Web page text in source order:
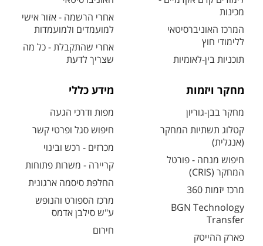
מכינות
המרכז האוניברסיטאי
ללימודי חוץ
תוכניות בין-לאומיות
אחרי הרשמה - אזור אישי
למועמדים ולמועמדות
אחרי שהתקבלת - כל מה
שצריך לדעת
מחקר ויזמות
מחקר בבן-גוריון
קטלוג תשתיות המחקר
(אנגלית)
חיפוש מנחה - פורטל
המחקר (CRIS)
מרכז יזמות 360
BGN Technology
Transfer
פארק ההייטק
מידע כללי
מפות ודרכי הגעה
חיפוש סגל ופרטי קשר
מכרזים - רכש ובינוי
קריירה - משרות פתוחות
החלפת סיסמה ארגונית
מרכז הספורט והנופש
ע"ש סילבן אדמס
חירום